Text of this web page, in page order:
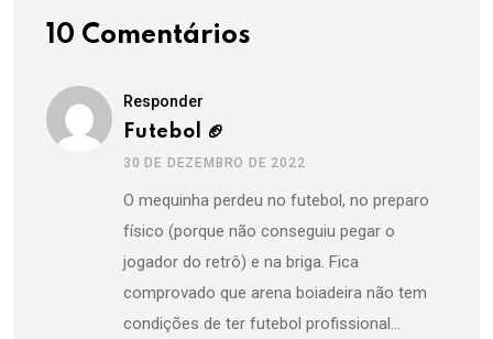
10 Comentários
Responder
Futebol 🏈
30 DE DEZEMBRO DE 2022
O mequinha perdeu no futebol, no preparo
físico (porque não conseguiu pegar o
jogador do retrô) e na briga. Fica
comprovado que arena boiadeira não tem
condições de ter futebol profissional…